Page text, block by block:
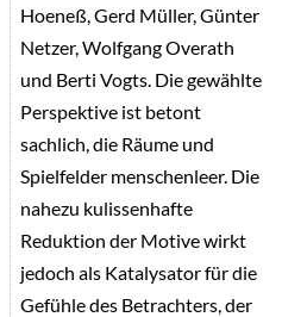
Hoeneß, Gerd Müller, Günter
Netzer, Wolfgang Overath
und Berti Vogts. Die gewählte
Perspektive ist betont
sachlich, die Räume und
Spielfelder menschenleer. Die
nahezu kulissenhafte
Reduktion der Motive wirkt
jedoch als Katalysator für die
Gefühle des Betrachters, der